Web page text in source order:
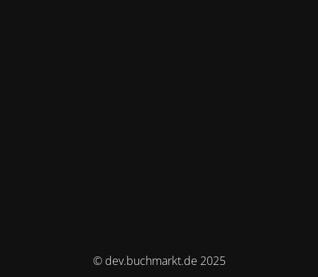
© dev.buchmarkt.de 2025